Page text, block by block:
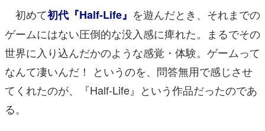
初めて初代『Half-Life』 を遊んだとき、それまでの
ゲームにはない圧倒的な没入感に痺れた。まるでその
世界に入り込んだかのような感覚・体験。ゲームって
なんて凄いんだ！ というのを、問答無用で感じさせ
てくれたのが、『Half-Life』という作品だったのであ
る。